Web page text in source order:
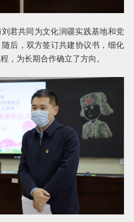
君共同为文化润疆实践基地和党
随后，双方签订共建协议书，细化
，为长期合作确立了方向。